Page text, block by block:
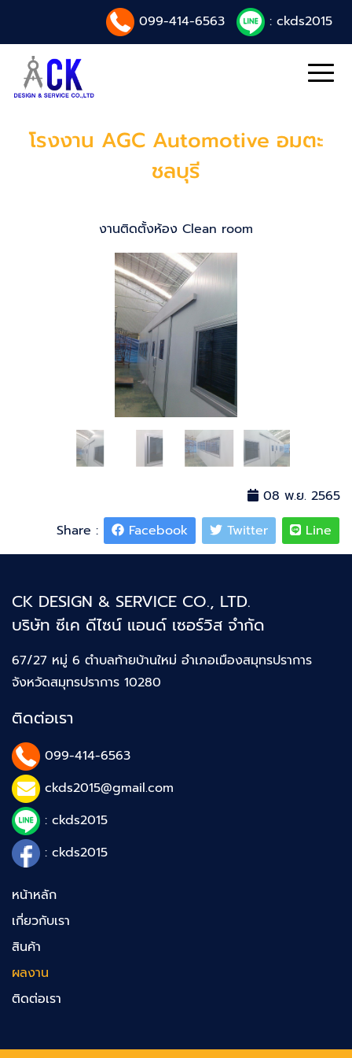
099-414-6563 : ckds2015
โรงงาน AGC Automotive อมตะ
ชลบุรี
งานติดตั้งห้อง Clean room
08 พ.ย. 2565
Share :
Facebook Twitter Line
CK DESIGN & SERVICE CO., LTD.
บริษัท ซีเค ดีไซน์ แอนด์ เซอร์วิส จำกัด
67/27 หมู่ 6 ตำบลท้ายบ้านใหม่ อำเภอเมืองสมุทรปราการ
จังหวัดสมุทรปราการ 10280
ติดต่อเรา
099-414-6563
ckds2015@gmail.com
: ckds2015
: ckds2015
หน้าหลัก
เกี่ยวกับเรา
สินค้า
ผลงาน
ติดต่อเรา